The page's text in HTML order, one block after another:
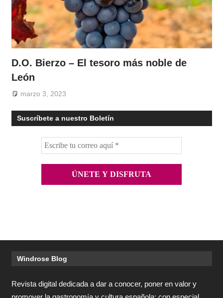
D.O. Bierzo – El tesoro más noble de
León
marzo 3, 2023
Suscríbete a nuestro Boletín
Windrose Blog
Revista digital dedicada a dar a conocer, poner en valor y